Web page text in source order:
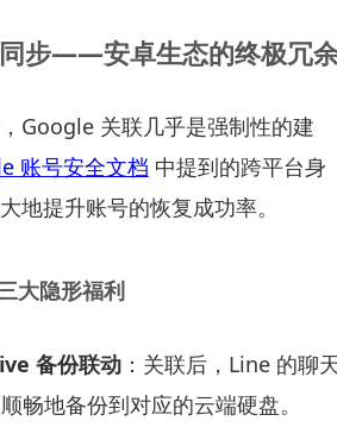
步——安卓生态的终极冗
Google 关联几乎是强制性的建
账号安全文档 中提到的跨平台身
地提升账号的恢复成功率。
大隐形福利
备份联动：关联后，Line 的聊
畅地备份到对应的云端硬盘。